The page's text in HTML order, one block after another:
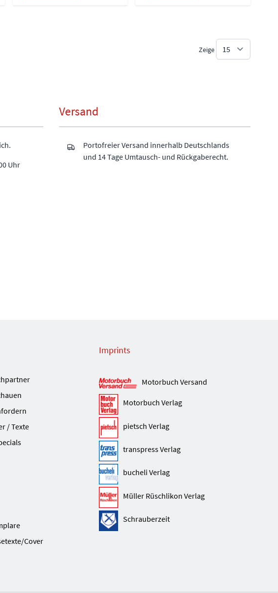
Zeige
Uhr
Versand
Portofreier Versand innerhalb Deutschlands
und 14 Tage Umtausch- und Rückgaberecht.
/ Texte
Cover
Imprints
Motorbuch Versand
Motorbuch Verlag
pietsch Verlag
transpress Verlag
bucheli Verlag
Müller Rüschlikon Verlag
Schrauberzeit